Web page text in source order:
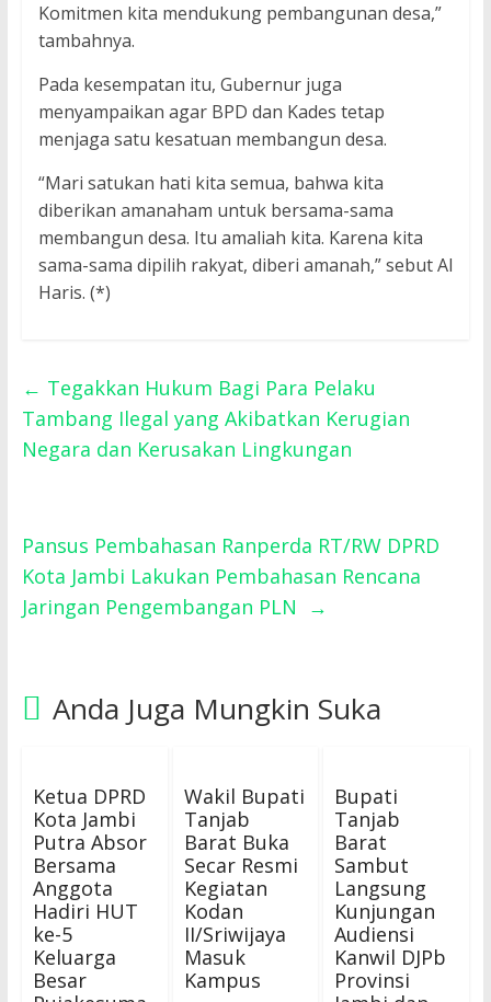
Komitmen kita mendukung pembangunan desa,”
tambahnya.
Pada kesempatan itu, Gubernur juga
menyampaikan agar BPD dan Kades tetap
menjaga satu kesatuan membangun desa.
“Mari satukan hati kita semua, bahwa kita
diberikan amanaham untuk bersama-sama
membangun desa. Itu amaliah kita. Karena kita
sama-sama dipilih rakyat, diberi amanah,” sebut Al
Haris. (*)
← Tegakkan Hukum Bagi Para Pelaku
Tambang Ilegal yang Akibatkan Kerugian
Negara dan Kerusakan Lingkungan
Pansus Pembahasan Ranperda RT/RW DPRD
Kota Jambi Lakukan Pembahasan Rencana
Jaringan Pengembangan PLN
→
Anda Juga Mungkin Suka
Ketua DPRD
Kota Jambi
Putra Absor
Bersama
Anggota
Hadiri HUT
ke-5
Keluarga
Besar
Wakil Bupati
Tanjab
Barat Buka
Secar Resmi
Kegiatan
Kodan
II/Sriwijaya
Masuk
Kampus
Bupati
Tanjab
Barat
Sambut
Langsung
Kunjungan
Audiensi
Kanwil DJPb
Provinsi